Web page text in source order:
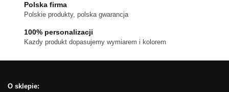
produktu
Polska firma
Polskie produkty, polska gwarancja
100% personalizacji
Kazdy produkt dopasujemy wymiarem i kolorem
O sklepie: